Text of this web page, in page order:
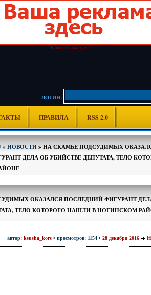
Ваша реклама здесь
ЛОГИН:
ПРАВИЛА RSS 2.0
» НОВОСТИ» НА СКАМЬЕ ПОДСУДИМЫХ
ДЕЛА ОБ УБИЙСТВЕ ДЕПУТАТА, ТЕЛО
ОКАЗАЛСЯ ПОСЛЕДНИЙ ФИГУРАНТ
ТЕЛО КОТОРОГО НАШЛИ В НОГИНСКОМ
автор: ksusha_kors • просмотров: 1154 • 28 декабря 2016